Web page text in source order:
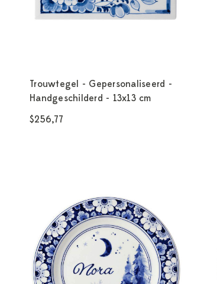
Trouwtegel - Gepersonaliseerd -
Handgeschilderd - 13x13 cm
$256,77